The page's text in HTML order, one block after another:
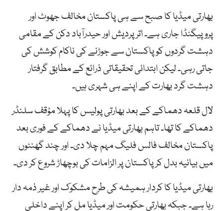
بھارتی میڈیا کا صبح سے ہی پاکستان مخالف جھوٹ اور
پروپیگنڈا جاری ہے۔ اتر پردیش اور حیدرآباد دکن کے مقامی
دہشت گردوں کو پاکستان سے جوڑنے کی ناکام کوشش کی
جاتی رہی۔ لیکن ابتدائی تحقیقاتی ذرائع کے مطابق گرفتار
دہشت گرد بھارت کے اپنے ہی شہری ہیں۔
لال قلعہ دھماکے کے بعد بھارتی پولیس کا پہلا مؤقف سلنڈر
دھماکے کا تھا۔ تاہم بھارتی میڈیا نے دھماکے کے فوری بعد
پاکستان مخالف فالس فلیگ مہم چلا دی۔ اور چند گھنٹوں
میں بیانیہ بدل کر پاکستان پر الزامات کی بوچھاڑ شروع کر دی۔
بھارتی میڈیا کا کردار ہمیشہ کی طرح مشکوک اور غیر ذمہ دار
رہا ہے۔ جبکہ بھارتی حکومت اور میڈیا مل کر اپنے داخلی